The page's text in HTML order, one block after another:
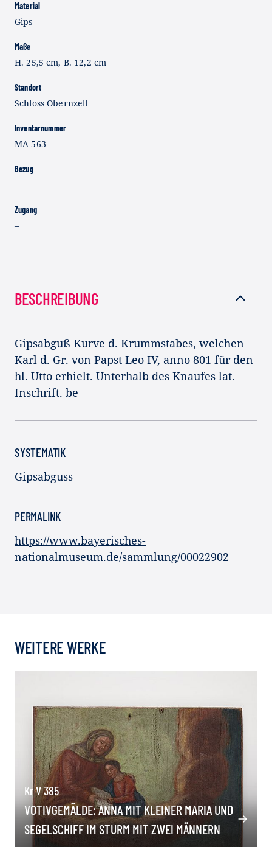
Material
Gips
Maße
H. 25,5 cm, B. 12,2 cm
Standort
Schloss Obernzell
Inventarnummer
MA 563
Bezug
–
Zugang
–
BESCHREIBUNG
Gipsabguß Kurve d. Krummstabes, welchen
Karl d. Gr. von Papst Leo IV, anno 801 für den
hl. Utto erhielt. Unterhalb des Knaufes lat.
Inschrift. be
SYSTEMATIK
Gipsabguss
PERMALINK
https://www.bayerisches-
nationalmuseum.de/sammlung/00022902
WEITERE WERKE
Kr V 385
VOTIVGEMÄLDE: ANNA MIT KLEINER MARIA UND
SEGELSCHIFF IM STURM MIT ZWEI MÄNNERN